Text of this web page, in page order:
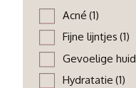
Acné (1)
Fijne lijntjes (1)
Gevoelige huid
Hydratatie (1)